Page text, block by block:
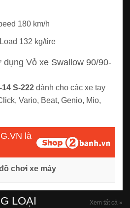
180 km/h
132 kg/tire
Vỏ xe Swallow 90/90-
S-222 dành cho các xe tay
Vario, Beat, Genio, Mio,
là
chơi xe máy
LOẠI Xem tất cả »